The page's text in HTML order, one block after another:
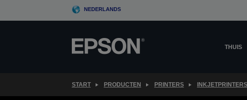
NEDERLANDS
THUIS
START PRODUCTEN PRINTERS INKJETPRINTERS